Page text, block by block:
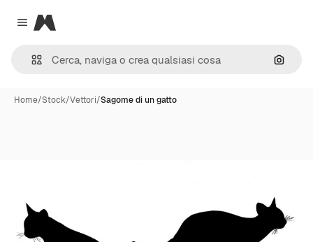
Close menu
Magnific
Cerca
Home/Stock/Vettori/Sagome di un gatto